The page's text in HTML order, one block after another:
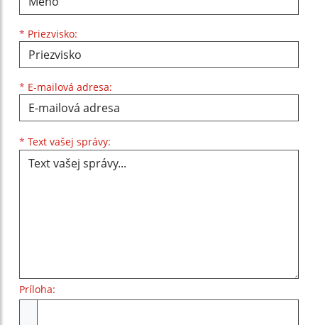
* Priezvisko:
* E-mailová adresa:
* Text vašej správy:
Príloha: